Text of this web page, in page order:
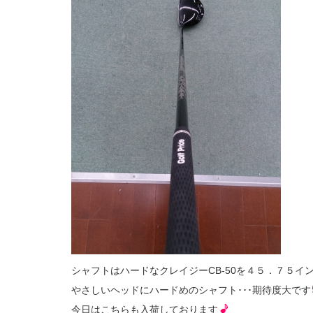
シャフトはハードなクレイジーCB-50を４５．７５イ
やさしいヘッドにハードめのシャフト･･･期待度大です
今日はこちらも入荷しております